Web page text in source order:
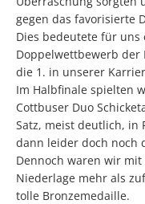
gegen das favorisierte
Dies bedeutete für
Doppelwettbewerb der
die 1. in unserer
Im Halbfinale spielten
Cottbuser Duo
Satz, meist deutlich, in
dann leider doch noch
Dennoch waren wir
Niederlage mehr als
tolle Bronzemedaille.